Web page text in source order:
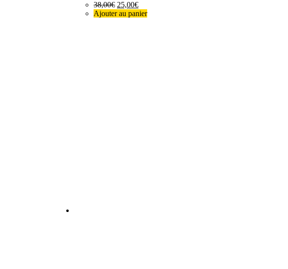
38,00€ 25,00€
Ajouter au panier